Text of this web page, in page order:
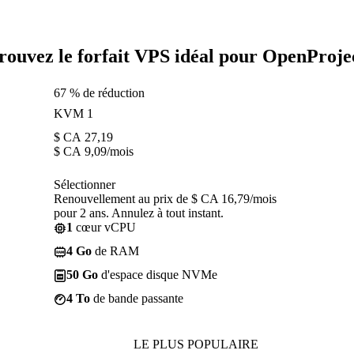
le forfait VPS idéal pour
67 % de réduction
KVM 1
$ CA 27,19
$ CA 9,09/mois
Sélectionner
Renouvellement au prix de $ CA 16,79/mois
pour 2 ans. Annulez à tout instant.
1 cœur vCPU
4 Go de RAM
50 Go d'espace disque NVMe
4 To de bande passante
LE PLUS POPULAIRE